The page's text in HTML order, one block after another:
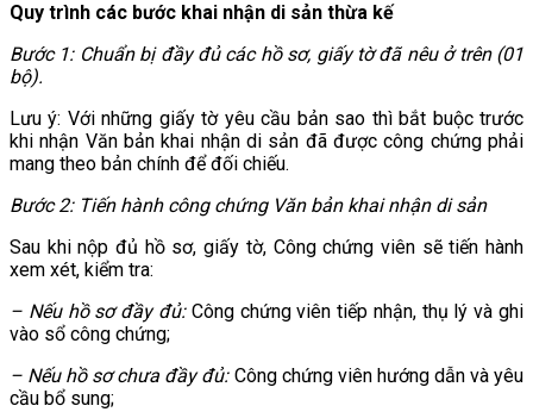
Quy trình các bước khai nhận di sản thừa kế
Bước 1: Chuẩn bị đầy đủ các hồ sơ, giấy tờ đã nêu ở trên (01
bộ).
Lưu ý: Với những giấy tờ yêu cầu bản sao thì bắt buộc trước
khi nhận Văn bản khai nhận di sản đã được công chứng phải
mang theo bản chính để đối chiếu.
Bước 2: Tiến hành công chứng Văn bản khai nhận di sản
Sau khi nộp đủ hồ sơ, giấy tờ, Công chứng viên sẽ tiến hành
xem xét, kiểm tra:
– Nếu hồ sơ đầy đủ:Công chứng viên tiếp nhận, thụ lý và ghi
vào sổ công chứng;
– Nếu hồ sơ chưa đầy đủ:Công chứng viên hướng dẫn và yêu
cầu bổ sung;